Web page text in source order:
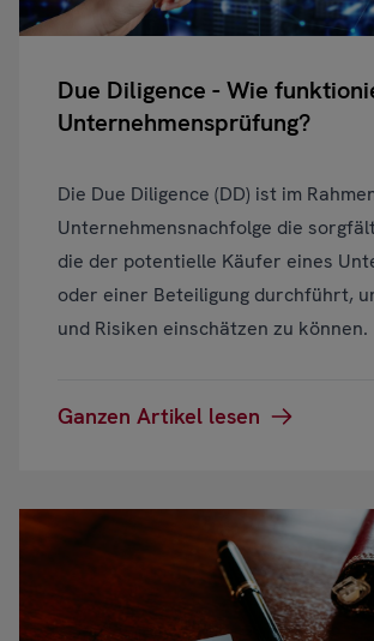
Due Diligence - Wie
Unternehmensprüfung?
Die Due Diligence (DD) ist im
Unternehmensnachfolge die
die der potentielle Käufer eines
oder einer Beteiligung durchführt,
und Risiken einschätzen zu können.
Ganzen Artikel lesen